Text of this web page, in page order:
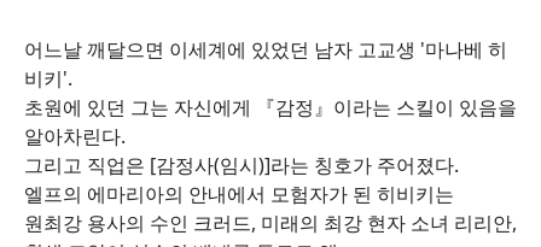
어느날 깨달으면 이세계에 있었던 남자 고교생 '마나베 히
비키'.
초원에 있던 그는 자신에게 『감정』이라는 스킬이 있음을
알아차린다.
그리고 직업은 [감정사(임시)]라는 칭호가 주어졌다.
엘프의 에마리아의 안내에서 모험자가 된 히비키는
원최강 용사의 수인 크러드, 미래의 최강 현자 소녀 리리안,